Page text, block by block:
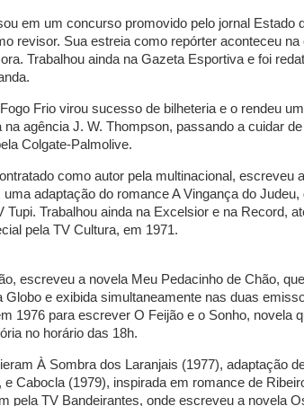
em um concurso promovido pelo jornal Estado
revisor. Sua estreia como repórter aconteceu
Trabalhou ainda na Gazeta Esportiva e foi
Frio virou sucesso de bilheteria e o rendeu
na agência J. W. Thompson, passando a cuidar
Colgate-Palmolive.
como autor pela multinacional, escreveu
adaptação do romance A Vingança do Judeu,
Tupi. Trabalhou ainda na Excelsior e na Record,
pela TV Cultura, em 1971.
escreveu a novela Meu Pedacinho de Chão,
Globo e exibida simultaneamente nas duas
1976 para escrever O Feijão e o Sonho, novela
no horário das 18h.
À Sombra dos Laranjais (1977), adaptação
e Cabocla (1979), inspirada em romance de
pela TV Bandeirantes, onde escreveu a novela